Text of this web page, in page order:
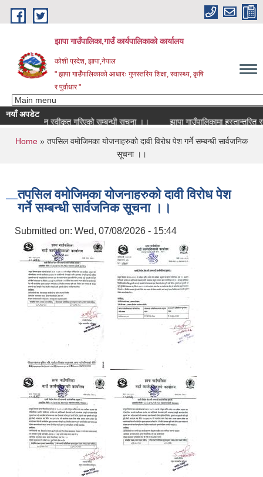
Skip to main content
झापा गाउँपालिका,गाउँ कार्यपालिकाको कार्यालय
कोशी प्रदेश, झापा,नेपाल
" झापा गाउँपालिकाको आधारः गुणस्तरिय शिक्षा, स्वास्थ्य, कृषि
र पुर्वाधार "
नयाँ अपडेट
आवेदन स्वीकृत गरिएको सम्बन्धी सूचना ।।
You are here
Home » तपसिल वमोजिमका योजनाहरुको दावी विरोध पेश गर्ने सम्बन्धी सार्वजनिक
सूचना ।।
तपसिल वमोजिमका योजनाहरुको दावी विरोध पेश
गर्ने सम्बन्धी सार्वजनिक सूचना ।।
Submitted on: Wed, 07/08/2026 - 15:44